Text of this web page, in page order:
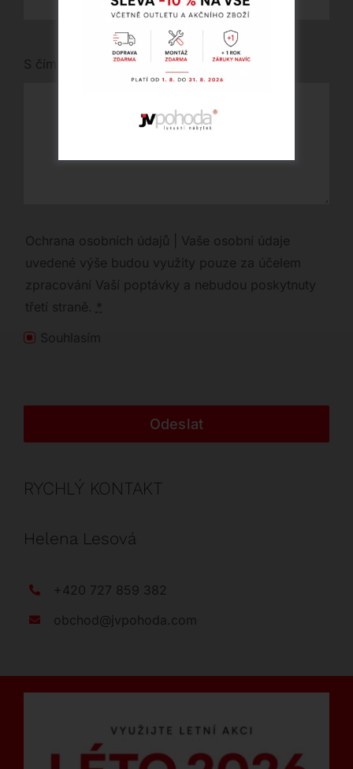
S čím vám můžeme pomoci?
Ochrana osobních údajů | Vaše osobní údaje
uvedené výše budou využity pouze za účelem
zpracování Vaší poptávky a nebudou poskytnuty
třetí straně. *
Souhlasím
Odeslat
RYCHLÝ KONTAKT
Helena Lesová
+420 727 859 382
obchod@jvpohoda.com